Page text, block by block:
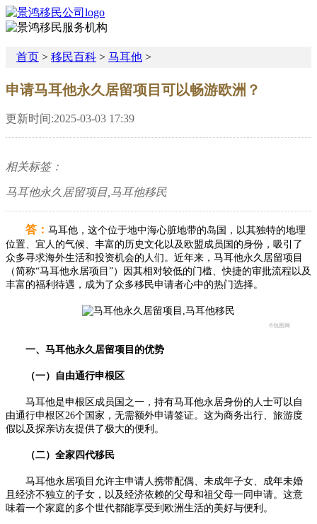
首页 > 移民百科 > 马耳他 >
申请马耳他永久居留项目可以畅游欧洲？
更新时间:2025-03-03 17:39
相关标签：
马耳他永久居留项目,马耳他移民
答： 马耳他，这个位于地中海心脏地带的岛国，以其独特的地理
位置、宜人的气候、丰富的历史文化以及欧盟成员国的身份，吸引了
众多寻求海外生活和投资机会的人们。近年来，马耳他永久居留项目
（简称“马耳他永居项目”）因其相对较低的门槛、快捷的审批流程以及
丰富的福利待遇，成为了众多移民申请者心中的热门选择。
©包图网
一、马耳他永久居留项目的优势
（一）自由通行申根区
马耳他是申根区成员国之一，持有马耳他永居身份的人士可以自
由通行申根区26个国家，无需额外申请签证。这为商务出行、旅游度
假以及探亲访友提供了极大的便利。
（二）全家四代移民
马耳他永居项目允许主申请人携带配偶、未成年子女、成年未婚
且经济不独立的子女，以及经济依赖的父母和祖父母一同申请。这意
味着一个家庭的多个世代都能享受到欧洲生活的美好与便利。